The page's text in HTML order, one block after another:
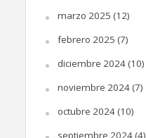
marzo 2025 (12)
febrero 2025 (7)
diciembre 2024(10)
noviembre 2024(7)
octubre 2024(10)
septiembre 2024(4)